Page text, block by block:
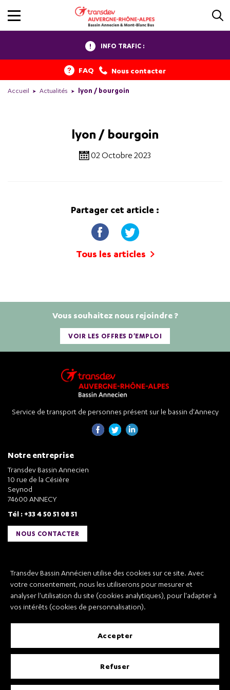
Transdev Bassin Annécien utilise des cookies sur ce site. Avec
votre consentement, nous les utiliserons pour mesurer et
analyser l'utilisation du site (cookies analytiques), pour l'adapter à
vos intérêts (cookies de personnalisation).
accepter
refuser
INFO TRAFIC :
FAQ Nous contacter
Accueil Actualités lyon / bourgoin
lyon / bourgoin
02 Octobre 2023
Partager cet article :
Tous les articles
Vous souhaitez nous rejoindre ?
VOIR LES OFFRES D'EMPLOI
Service de transport de personnes présent sur le bassin d'Annecy
Notre entreprise
Transdev Bassin Annecien
10 rue de la Césière
Seynod
74600 ANNECY
Tél : +33 4 50 51 08 51
NOUS CONTACTER
Transdev Bassin Annécien
Recrutement
Conditions Générales de Vente et Transport
Conditions Générales d’Utilisation
Règlement